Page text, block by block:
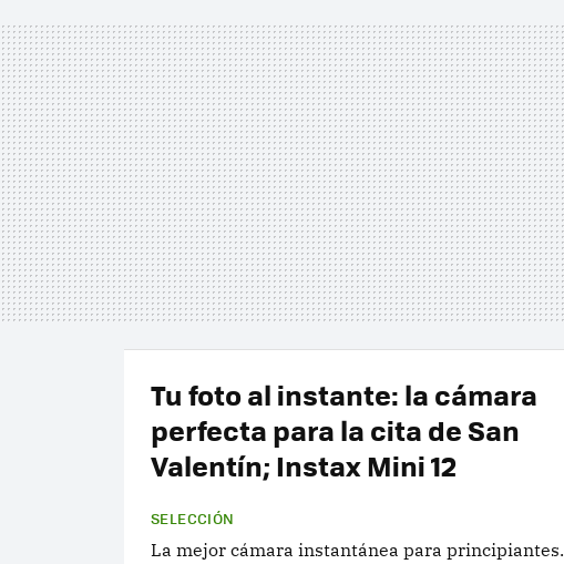
Tu foto al instante: la cámara
perfecta para la cita de San
Valentín; Instax Mini 12
SELECCIÓN
La mejor cámara instantánea para principiantes.